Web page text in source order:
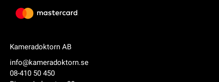
Kameradoktorn AB
info@kameradoktorn.se
08-410 50 450